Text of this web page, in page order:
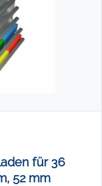
für 36
52 mm